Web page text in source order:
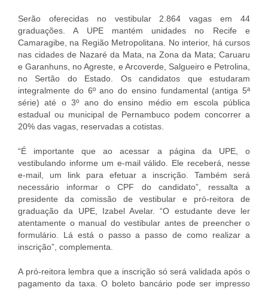
Serão oferecidas no vestibular 2.864 vagas em 44
graduações. A UPE mantém unidades no Recife e
Camaragibe, na Região Metropolitana. No interior, há cursos
nas cidades de Nazaré da Mata, na Zona da Mata; Caruaru
e Garanhuns, no Agreste, e Arcoverde, Salgueiro e Petrolina,
no Sertão do Estado. Os candidatos que estudaram
integralmente do 6º ano do ensino fundamental (antiga 5ª
série) até o 3º ano do ensino médio em escola pública
estadual ou municipal de Pernambuco podem concorrer a
20% das vagas, reservadas a cotistas.
“É importante que ao acessar a página da UPE, o
vestibulando informe um e-mail válido. Ele receberá, nesse
e-mail, um link para efetuar a inscrição. Também será
necessário informar o CPF do candidato”, ressalta a
presidente da comissão de vestibular e pró-reitora de
graduação da UPE, Izabel Avelar. “O estudante deve ler
atentamente o manual do vestibular antes de preencher o
formulário. Lá está o passo a passo de como realizar a
inscrição”, complementa.
A pró-reitora lembra que a inscrição só será validada após o
pagamento da taxa. O boleto bancário pode ser impresso